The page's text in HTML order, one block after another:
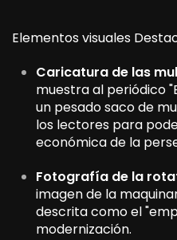
Elementos visuales
Caricatura de las
muestra al periódico
un pesado saco de
los lectores para
económica de la
Fotografía de la
imagen de la
descrita como el
modernización.